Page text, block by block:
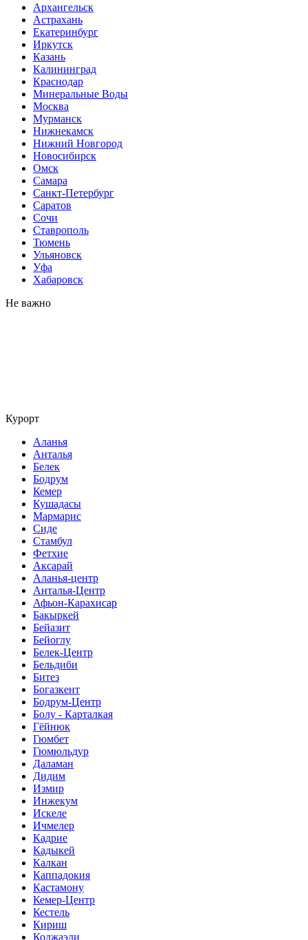
Архангельск
Астрахань
Екатеринбург
Иркутск
Казань
Калининград
Краснодар
Минеральные Воды
Москва
Мурманск
Нижнекамск
Нижний Новгород
Новосибирск
Омск
Самара
Санкт-Петербург
Саратов
Сочи
Ставрополь
Тюмень
Ульяновск
Уфа
Хабаровск
Не важно
Курорт
Аланья
Анталья
Белек
Бодрум
Кемер
Кушадасы
Мармарис
Сиде
Стамбул
Фетхие
Аксарай
Аланья-центр
Анталья-Центр
Афьон-Карахисар
Бакыркей
Бейазит
Бейоглу
Белек-Центр
Бельдиби
Битез
Богазкент
Бодрум-Центр
Болу - Карталкая
Гёйнюк
Гюмбет
Гюмюльдур
Даламан
Дидим
Измир
Инжекум
Искеле
Ичмелер
Кадрие
Кадыкей
Калкан
Каппадокия
Кастамону
Кемер-Центр
Кестель
Кириш
Коджаэли